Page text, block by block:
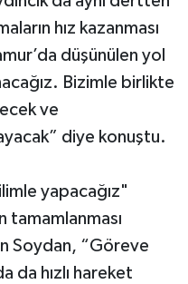
hız kazanması
düşünülen yol
Bizimle birlikte
ve
diye konuştu.
yapacağız"
tamamlanması
Soydan, “Göreve
da hızlı hareket